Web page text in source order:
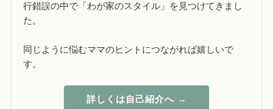
行錯誤の中で「わが家のスタイル」を見つけてきまし
た。
同じように悩むママのヒントにつながれば嬉しいで
す。
詳しくは自己紹介へ →